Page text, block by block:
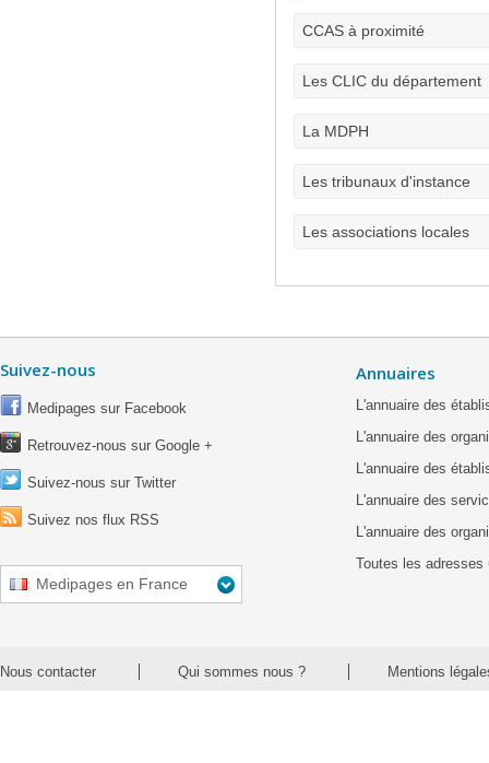
CCAS à proximité
Les CLIC du département
La MDPH
Les tribunaux d'instance
Les associations locales
Suivez-nous
Medipages sur Facebook
Retrouvez-nous sur Google +
Suivez-nous sur Twitter
Suivez nos flux RSS
Medipages en France
Annuaires
L'annuaire des
L'annuaire des
L'annuaire des
L'annuaire des
L'annuaire des
Toutes les adresses
Nous contacter Qui sommes nous ? Mentions